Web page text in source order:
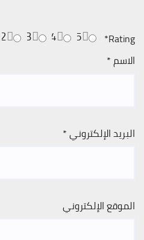
Rating
*
5
4
3
2
الاسم*
البريد الإلكتروني*
الموقع الإلكتروني